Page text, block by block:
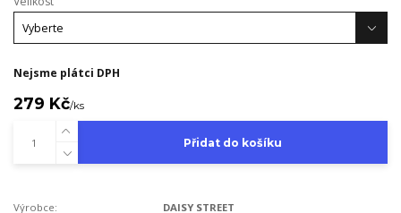
Nejsme plátci DPH
279 Kč/ks
Přidat do košíku
Výrobce:
DAISY STREET